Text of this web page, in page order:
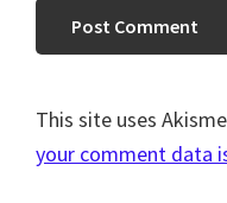
This site uses
your comment data